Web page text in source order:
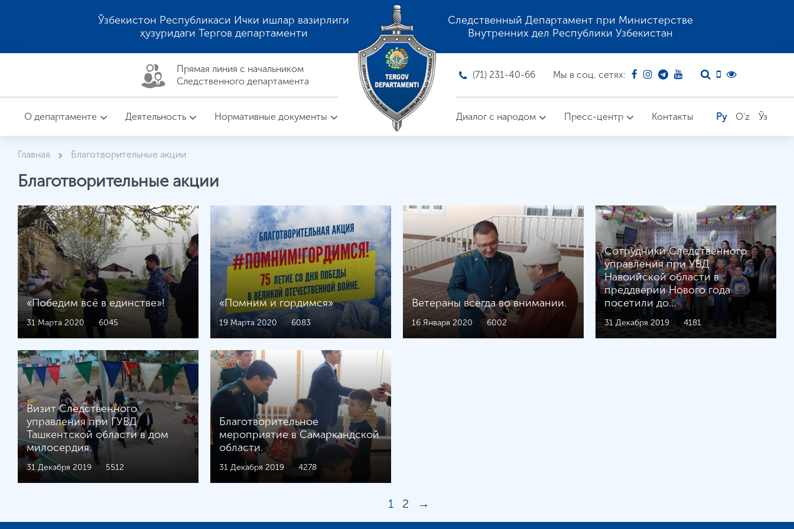
Ўзбекистон Республикаси Ички ишлар вазирлиги
ҳузуридаги Тергов департаменти
Следственный Департамент при Министерстве
Внутренних дел Республики Узбекистан
Прямая линия c начальником
Следственного департамента
(71) 231-40-66 Мы в соц. сетях:
О департаменте Деятельность Нормативные документы Диалог с народом Пресс-центр Контакты Ру O'z Ўз
Главная Благотворительные акции
Благотворительные акции
«Победим всё в единстве»!
31 Марта 2020 6045
«Помним и гордимся»
19 Марта 2020 6083
Ветераны всегда во внимании.
16 Января 2020 6002
Сотрудники Следственного
управления при УВД
Навоийской области в
преддверии Нового года
посетили до…
31 Декабря 2019 4181
Визит Следственного
управления при ГУВД
Ташкентской области в дом
милосердия.
31 Декабря 2019 5512
Благотворительное
мероприятие в Самаркандской
области.
31 Декабря 2019 4278
1 2 →